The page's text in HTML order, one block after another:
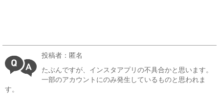
投稿者：匿名
たぶんですが、インスタアプリの不具合かと思います。
一部のアカウントにのみ発生しているものと思われま
す。